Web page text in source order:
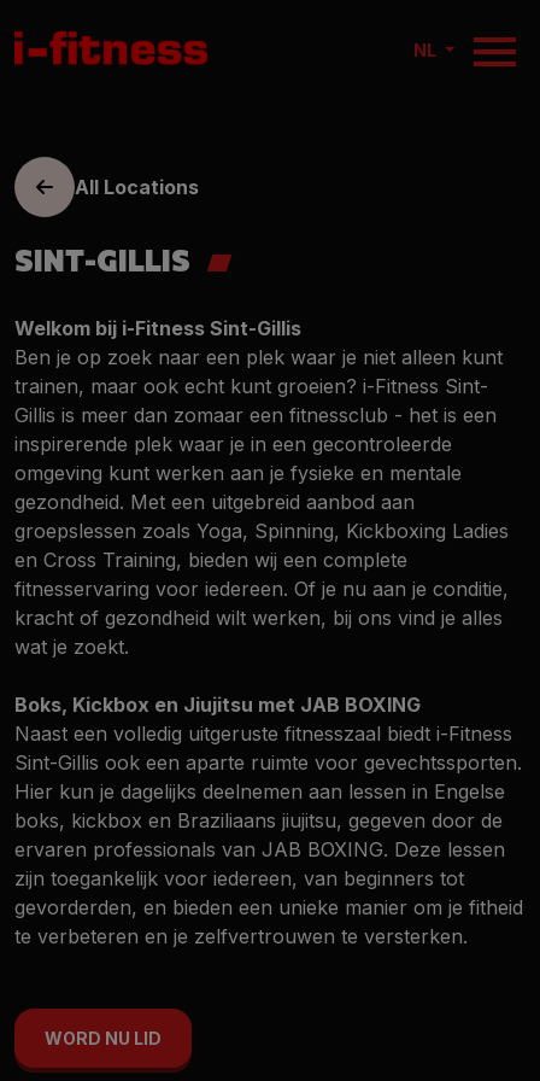
NL
All Locations
SINT-GILLIS
Welkom bij i-Fitness Sint-Gillis
Ben je op zoek naar een plek waar je niet alleen kunt
trainen, maar ook echt kunt groeien? i-Fitness Sint-
Gillis is meer dan zomaar een fitnessclub - het is een
inspirerende plek waar je in een gecontroleerde
omgeving kunt werken aan je fysieke en mentale
gezondheid. Met een uitgebreid aanbod aan
groepslessen zoals Yoga, Spinning, Kickboxing Ladies
en Cross Training, bieden wij een complete
fitnesservaring voor iedereen. Of je nu aan je conditie,
kracht of gezondheid wilt werken, bij ons vind je alles
wat je zoekt.
Boks, Kickbox en Jiujitsu met JAB BOXING
Naast een volledig uitgeruste fitnesszaal biedt i-Fitness
Sint-Gillis ook een aparte ruimte voor gevechtssporten.
Hier kun je dagelijks deelnemen aan lessen in Engelse
boks, kickbox en Braziliaans jiujitsu, gegeven door de
ervaren professionals van JAB BOXING. Deze lessen
zijn toegankelijk voor iedereen, van beginners tot
gevorderden, en bieden een unieke manier om je fitheid
te verbeteren en je zelfvertrouwen te versterken.
WORD NU LID